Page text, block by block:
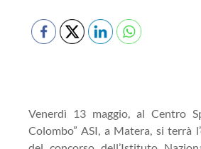
Venerdì 13 maggio, al Centro
Colombo” ASI, a Matera, si terrà